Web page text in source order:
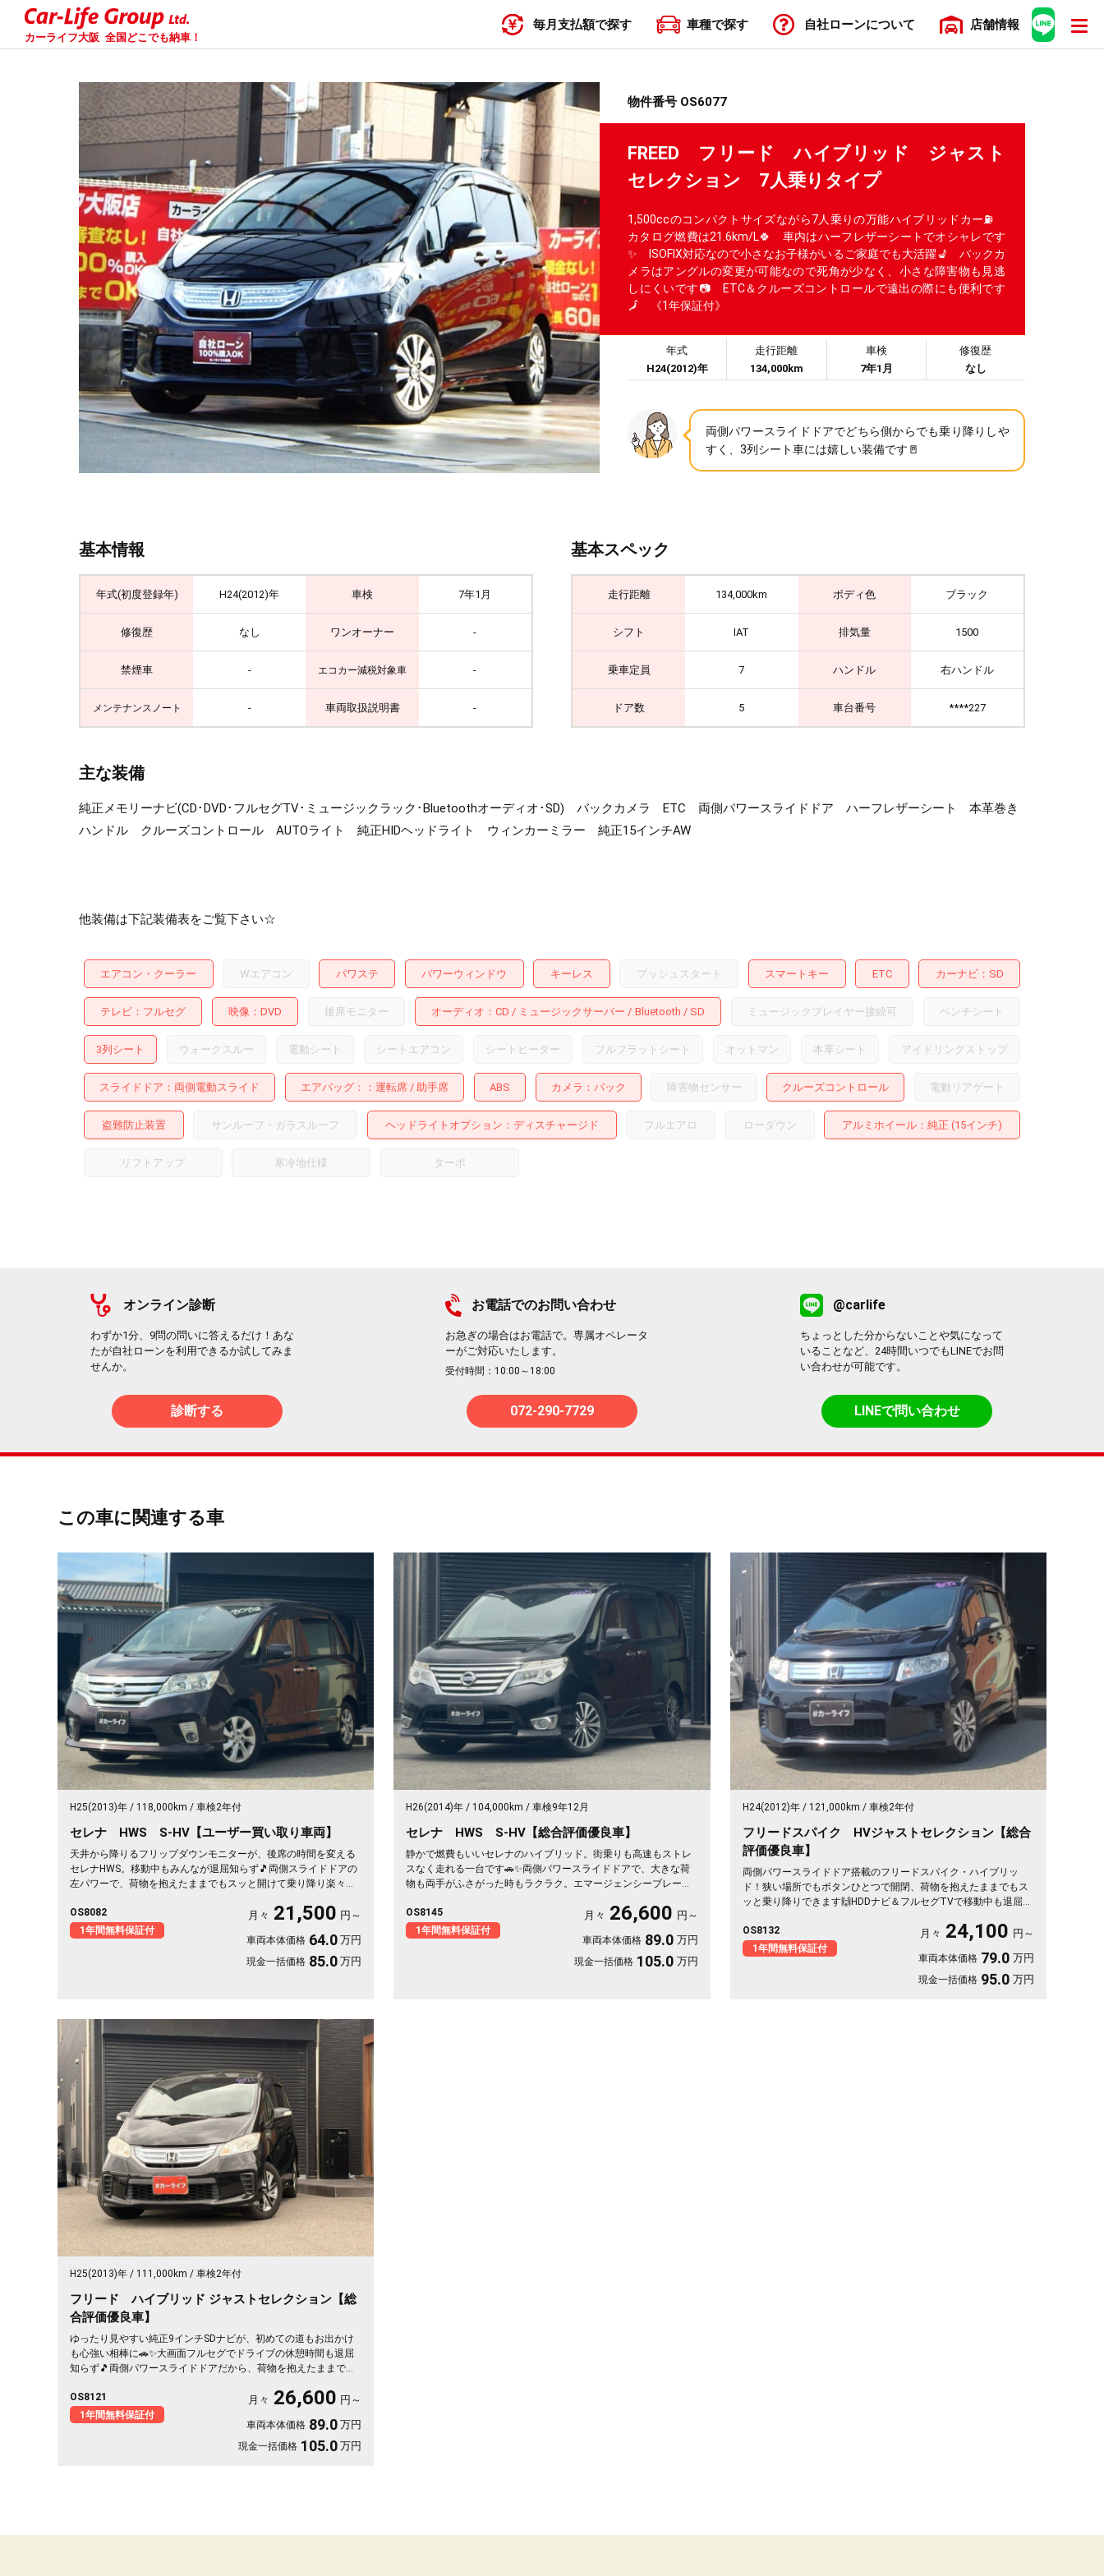
カーライフ大阪 全国どこでも納車！
毎月支払額で探す 車種で探す 自社ローンについて 店舗情報
物件番号 OS6077
FREED フリード ハイブリッド ジャスト
セレクション 7人乗りタイプ
1,500ccのコンパクトサイズながら7人乗りの万能ハイブリッドカー⛽
カタログ燃費は21.6km/L🍀 車内はハーフレザーシートでオシャレです
✨ ISOFIX対応なので小さなお子様がいるご家庭でも大活躍💺 バックカ
メラはアングルの変更が可能なので死角が少なく、小さな障害物も見逃
しにくいです📷 ETC＆クルーズコントロールで遠出の際にも便利です
🗾 《1年保証付》
年式
H24(2012)年
走行距離
134,000km
車検
7年1月
修復歴
なし
両側パワースライドドアでどちら側からでも乗り降りしや
すく、3列シート車には嬉しい装備です🚪
基本情報
年式(初度登録年) H24(2012)年 車検 7年1月
修復歴 なし ワンオーナー -
禁煙車 - エコカー減税対象車 -
メンテナンスノート - 車両取扱説明書 -
基本スペック
走行距離 134,000km ボディ色 ブラック
シフト IAT 排気量 1500
乗車定員 7 ハンドル 右ハンドル
ドア数 5 車台番号 ****227
主な装備
純正メモリーナビ(CD･DVD･フルセグTV･ミュージックラック･Bluetoothオーディオ･SD) バックカメラ ETC 両側パワースライドドア ハーフレザーシート 本革巻き
ハンドル クルーズコントロール AUTOライト 純正HIDヘッドライト ウィンカーミラー 純正15インチAW
他装備は下記装備表をご覧下さい☆
エアコン・クーラー Wエアコン パワステ パワーウィンドウ キーレス プッシュスタート スマートキー ETC カーナビ SD
テレビ フルセグ 映像 DVD 後席モニター オーディオ CD ミュージックサーバー Bluetooth SD ミュージックプレイヤー接続可 ベンチシート
3列シート ウォークスルー 電動シート シートエアコン シートヒーター フルフラットシート オットマン 本革シート アイドリングストップ
スライドドア 両側電動スライド エアバッグ： 運転席 助手席 ABS カメラ バック 障害物センサー クルーズコントロール 電動リアゲート
盗難防止装置 サンルーフ・ガラスルーフ ヘッドライトオプション ディスチャージド フルエアロ ローダウン アルミホイール ：純正 (15インチ)
リフトアップ 寒冷地仕様 ターボ
オンライン診断
わずか1分、9問の問いに答えるだけ！あな
たが自社ローンを利用できるか試してみま
せんか。
診断する
お電話でのお問い合わせ
お急ぎの場合はお電話で。専属オペレータ
ーがご対応いたします。
受付時間：10:00～18:00
072-290-7729
@carlife
ちょっとした分からないことや気になって
いることなど、24時間いつでもLINEでお問
い合わせが可能です。
LINEで問い合わせ
この車に関連する車
H25(2013)年 118,000km 車検2年付
セレナ HWS S-HV【ユーザー買い取り車両】
天井から降りるフリップダウンモニターが、後席の時間を変える
セレナHWS。移動中もみんなが退屈知らず🎵両側スライドドアの
左パワーで、荷物を抱えたままでもスッと開けて乗り降り楽々。
センターシートやウォークスルーで室内は自由自在。月々
21500〜で叶う遠出の週末。走りも装備も揃った一台を、まるご
と1年保証付でどうぞ🚗✨💫👍
OS8082
1年間無料保証付
月々 21,500 円～
車両本体価格 64.0 万円
現金一括価格 85.0 万円
H26(2014)年 104,000km 車検9年12月
セレナ HWS S-HV【総合評価優良車】
静かで燃費もいいセレナのハイブリッド。街乗りも高速もストレ
スなく走れる一台です🚗✨両側パワースライドドアで、大きな荷
物も両手がふさがった時もラクラク。エマージェンシーブレーキ
遠出も、仕事の相棒にもぴったり。月々26600円〜で始められま
す🎵ロングドライブが楽しみになる相棒に《1年保証付》💫
OS8145
1年間無料保証付
月々 26,600 円～
車両本体価格 89.0 万円
現金一括価格 105.0 万円
H24(2012)年 121,000km 車検2年付
フリードスパイク HVジャストセレクション【総合
評価優良車】
両側パワースライドドア搭載のフリードスパイク・ハイブリッ
ド！狭い場所でもボタンひとつで開閉、荷物を抱えたままでもス
ッと乗り降りできます🙌HDDナビ＆フルセグTVで移動中も退屈知
床フルフラットで車中泊やアウトドアの相棒にも最適🎵ハーフレ
ザーシートが移動をワンランク上質にしてくれる一台。月々
24100円〜で手が届きます。じっくり乗り込めるこのお車、《1年
OS8132
1年間無料保証付
月々 24,100 円～
車両本体価格 79.0 万円
現金一括価格 95.0 万円
H25(2013)年 111,000km 車検2年付
フリード ハイブリッド ジャストセレクション【総
合評価優良車】
ゆったり見やすい純正9インチSDナビが、初めての道もお出かけ
も心強い相棒に🚗✨大画面フルセグでドライブの休憩時間も退屈
知らず🎵両側パワースライドドアだから、荷物を抱えたままでも
送迎も気分よく過ごせます💺月々26600〜で叶う黒ボディの上品
なハイブリッド。走りも家計もやさしい一台を、安心の《1年保証
付》でどうぞ😊
OS8121
1年間無料保証付
月々 26,600 円～
車両本体価格 89.0 万円
現金一括価格 105.0 万円